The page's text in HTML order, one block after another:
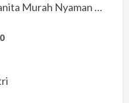
Kosan Wanita Murah Nyaman di Jakarta Selatan